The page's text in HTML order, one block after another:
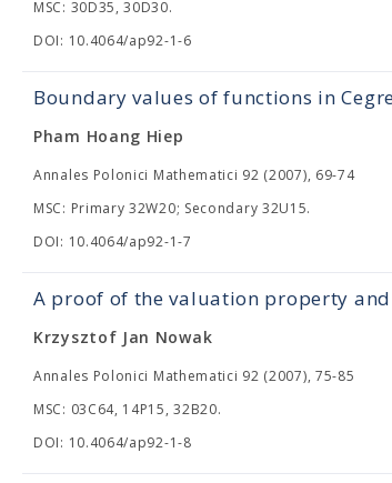
MSC: 30D35, 30D30.
DOI: 10.4064/ap92-1-6
Boundary values of functions in
Pham Hoang Hiep
Annales Polonici Mathematici 92 (2007), 69-74
MSC: Primary 32W20; Secondary 32U15.
DOI: 10.4064/ap92-1-7
A proof of the valuation property
Krzysztof Jan Nowak
Annales Polonici Mathematici 92 (2007), 75-85
MSC: 03C64, 14P15, 32B20.
DOI: 10.4064/ap92-1-8